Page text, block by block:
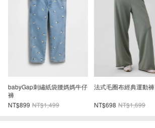
babyGap刺繡紙袋腰媽媽牛仔
褲
NT$899 NT$1,499
法式毛圈布經典運動褲
NT$698 NT$1,699